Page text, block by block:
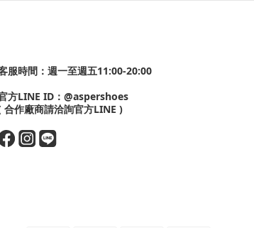
服時間：週一至週五11:00-20:00
方LINE ID： @aspershoes
合作廠商請洽詢官方LINE )